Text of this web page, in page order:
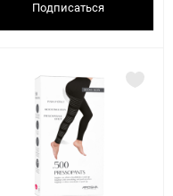
Подписаться